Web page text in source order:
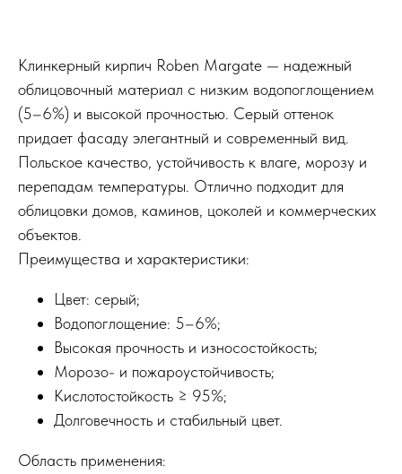
Клинкерный кирпич Roben Margate — надежный
облицовочный материал с низким водопоглощением
(5–6%) и высокой прочностью. Серый оттенок
придает фасаду элегантный и современный вид.
Польское качество, устойчивость к влаге, морозу и
перепадам температуры. Отлично подходит для
облицовки домов, каминов, цоколей и коммерческих
объектов.
Преимущества и характеристики:
Цвет: серый;
Водопоглощение: 5–6%;
Высокая прочность и износостойкость;
Морозо- и пожароустойчивость;
Кислотостойкость ≥ 95%;
Долговечность и стабильный цвет.
Область применения: